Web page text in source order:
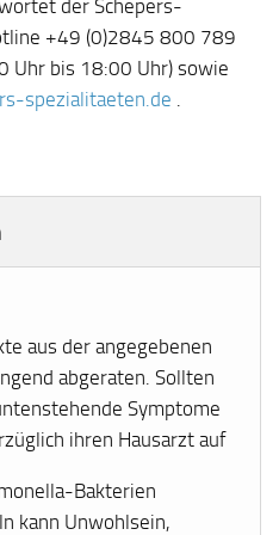
der Schepers-
+49 (0)2845 800 789
Uhr bis 18:00 Uhr) sowie
spezialitaeten.de .
aus der angegebenen
abgeraten. Sollten
Symptome
ihren Hausarzt auf
Bakterien
kann Unwohlsein,